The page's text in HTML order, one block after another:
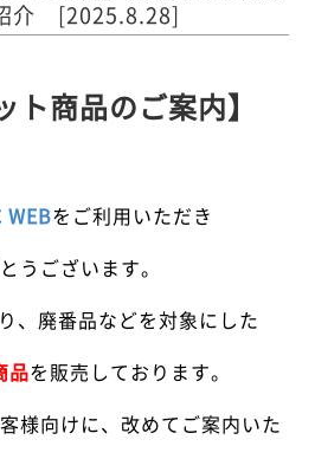
介 [2025.8.28]
ト商品のご案内】
WEBをご利用いただき
うございます。
、廃番品などを対象にした
品を販売しております。
様向けに、改めてご案内いた